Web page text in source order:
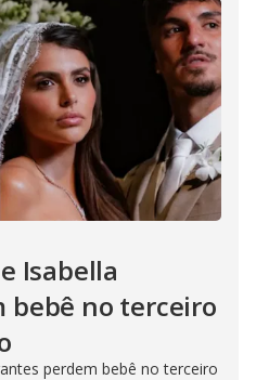
Isabella
bebê no terceiro
perdem bebê no terceiro